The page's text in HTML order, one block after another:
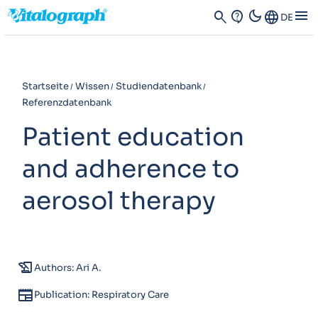
search contact_support dark_modeLanguage DE menu
Startseite Wissen Studiendatenbank
Referenzdatenbank
Patient education
and adherence to
aerosol therapy
history_eduAuthors: Ari A.
newspaperPublication: Respiratory Care